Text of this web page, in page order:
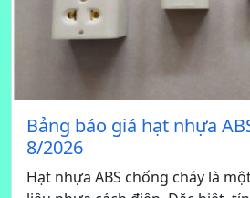
Bảng báo giá hạt nhựa
8/2026
Hạt nhựa ABS chống cháy là